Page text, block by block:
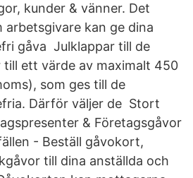
kunder & vänner. Det
kan ge dina
gåva Julklappar till de
till ett värde av maximalt 450
som ges till de
Därför väljer de Stort
& Företagsgåvor
- Beställ gåvokort,
till dina anställda och